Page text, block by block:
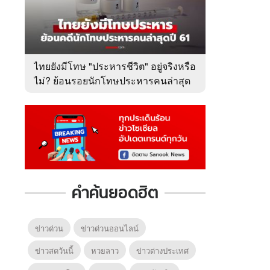
ไทยยังมีโทษ "ประหารชีวิต" อยู่จริงหรือ
ไม่? ย้อนรอยนักโทษประหารคนล่าสุด
คำค้นยอดฮิต
ข่าวด่วน
ข่าวด่วนออนไลน์
ข่าวสดวันนี้
หวยลาว
ข่าวต่างประเทศ